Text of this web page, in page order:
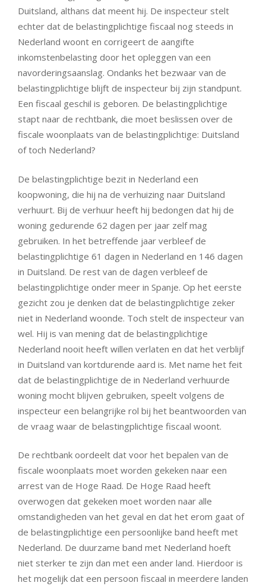
Duitsland, althans dat meent hij. De inspecteur stelt
echter dat de belastingplichtige fiscaal nog steeds in
Nederland woont en corrigeert de aangifte
inkomstenbelasting door het opleggen van een
navorderingsaanslag. Ondanks het bezwaar van de
belastingplichtige blijft de inspecteur bij zijn standpunt.
Een fiscaal geschil is geboren. De belastingplichtige
stapt naar de rechtbank, die moet beslissen over de
fiscale woonplaats van de belastingplichtige: Duitsland
of toch Nederland?
De belastingplichtige bezit in Nederland een
koopwoning, die hij na de verhuizing naar Duitsland
verhuurt. Bij de verhuur heeft hij bedongen dat hij de
woning gedurende 62 dagen per jaar zelf mag
gebruiken. In het betreffende jaar verbleef de
belastingplichtige 61 dagen in Nederland en 146 dagen
in Duitsland. De rest van de dagen verbleef de
belastingplichtige onder meer in Spanje. Op het eerste
gezicht zou je denken dat de belastingplichtige zeker
niet in Nederland woonde. Toch stelt de inspecteur van
wel. Hij is van mening dat de belastingplichtige
Nederland nooit heeft willen verlaten en dat het verblijf
in Duitsland van kortdurende aard is. Met name het feit
dat de belastingplichtige de in Nederland verhuurde
woning mocht blijven gebruiken, speelt volgens de
inspecteur een belangrijke rol bij het beantwoorden van
de vraag waar de belastingplichtige fiscaal woont.
De rechtbank oordeelt dat voor het bepalen van de
fiscale woonplaats moet worden gekeken naar een
arrest van de Hoge Raad. De Hoge Raad heeft
overwogen dat gekeken moet worden naar alle
omstandigheden van het geval en dat het erom gaat of
de belastingplichtige een persoonlijke band heeft met
Nederland. De duurzame band met Nederland hoeft
niet sterker te zijn dan met een ander land. Hierdoor is
het mogelijk dat een persoon fiscaal in meerdere landen